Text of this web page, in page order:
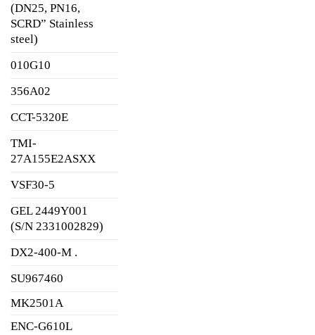
(DN25, PN16,
SCRD” Stainless
steel)
010G10
356A02
CCT-5320E
TMI-
27A155E2ASXX
VSF30-5
GEL 2449Y001
(S/N 2331002829)
DX2-400-M .
SU967460
MK2501A
ENC-G610L